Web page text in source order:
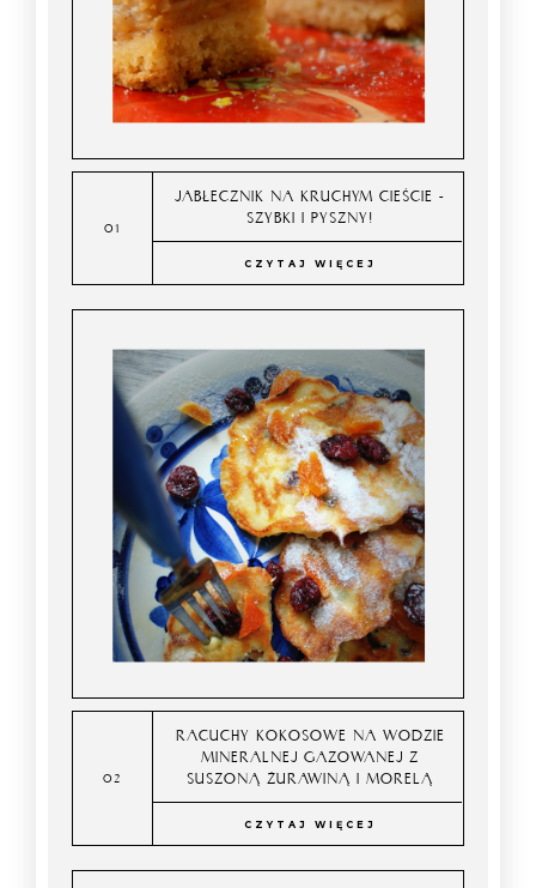
JABŁECZNIK NA KRUCHYM CIEŚCIE -
SZYBKI I PYSZNY!
CZYTAJ WIĘCEJ
RACUCHY KOKOSOWE NA WODZIE
MINERALNEJ GAZOWANEJ Z
SUSZONĄ ŻURAWINĄ I MORELĄ
CZYTAJ WIĘCEJ